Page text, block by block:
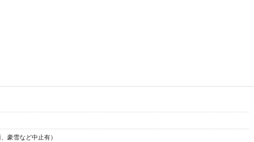
豪雪など中止有）